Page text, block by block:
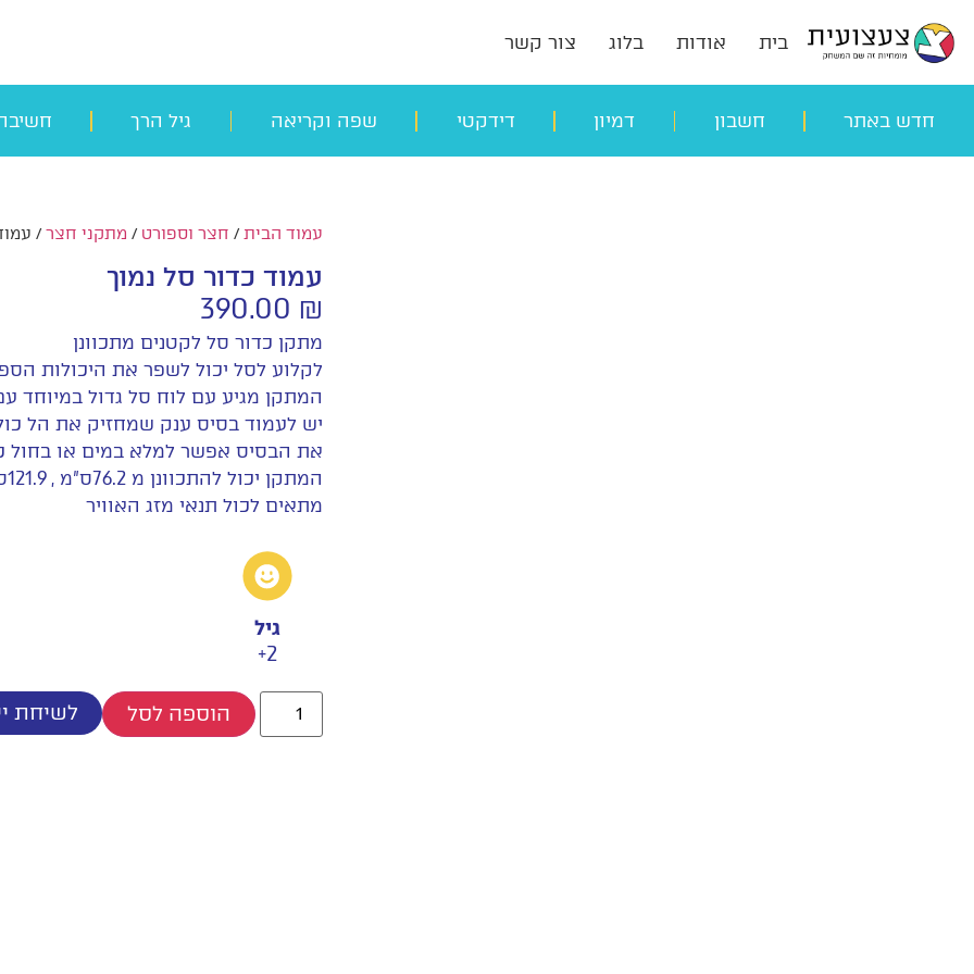
בית אודות בלוג צור קשר
חדש באתר חשבון דמיון דידקטי שפה וקריאה גיל הרך
עמוד הבית/ חצר וספורט / מתקני חצר/
עמוד כדור סל נמוך
390.00 ₪
מתקן כדור סל לקטנים מתכוונן
לקלוע לסל יכול לשפר את היכולות
המתקן מגיע עם לוח סל גדול
יש לעמוד בסיס ענק שמחזיק את הל
את הבסיס אפשר למלא במים או בחול
המתקן יכול להתכוונן מ 76.2ס"מ , 121.9ס"מ,150ס"מ
מתאים לכול תנאי מזג האוויר
גיל
2+
הוספה לסל לשיחת